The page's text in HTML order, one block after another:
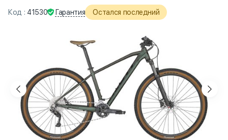
Код : 41530 Гарантия Остался последний